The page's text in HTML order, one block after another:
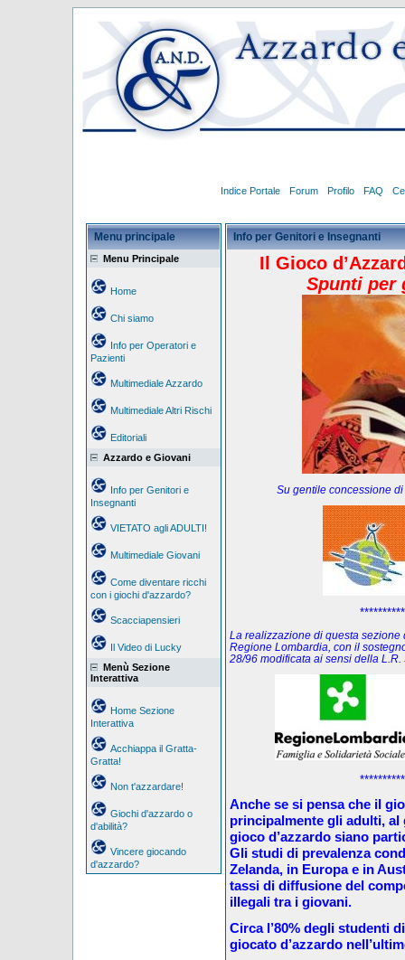
Indice Portale Forum Profilo FAQ
Menu principale
Menu Principale
Home
Chi siamo
Info per Operatori e
Pazienti
Multimediale Azzardo
Multimediale Altri Rischi
Editoriali
Azzardo e Giovani
Info per Genitori e
Insegnanti
VIETATO agli ADULTI!
Multimediale Giovani
Come diventare ricchi
con i giochi d'azzardo?
Scacciapensieri
Il Video di Lucky
Menù Sezione
Interattiva
Home Sezione
Interattiva
Acchiappa il Gratta-
Gratta!
Non t'azzardare!
Giochi d'azzardo o
d'abilità?
Vincere giocando
d'azzardo?
Info per Genitori e Insegnanti
Il Gioco
Spunti per
Su gentile concessione
La realizzazione di questa sezione
Regione Lombardia, con il
28/96 modificata ai sensi della
Anche se si pensa che il
principalmente gli adulti,
gioco d’azzardo siano
Gli studi di prevalenza
Zelanda, in Europa e in
tassi di diffusione del
illegali tra i giovani.
Circa l’80% degli studenti
giocato d’azzardo